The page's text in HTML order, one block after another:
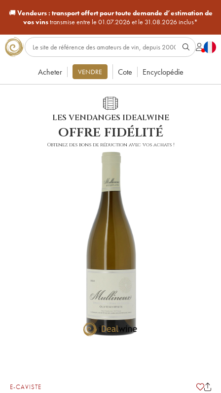
🚚Vendeurs : transport offert pour toute demande d’estimation de
vos vinstransmise entre le 01.07.2026 et le 31.08.2026 inclus*
Acheter VENDRE Cote Encyclopédie
LES VENDANGES IDEALWINE
offre fidélité
Obtenez des bons de réduction avec vos achats !
E-CAVISTE